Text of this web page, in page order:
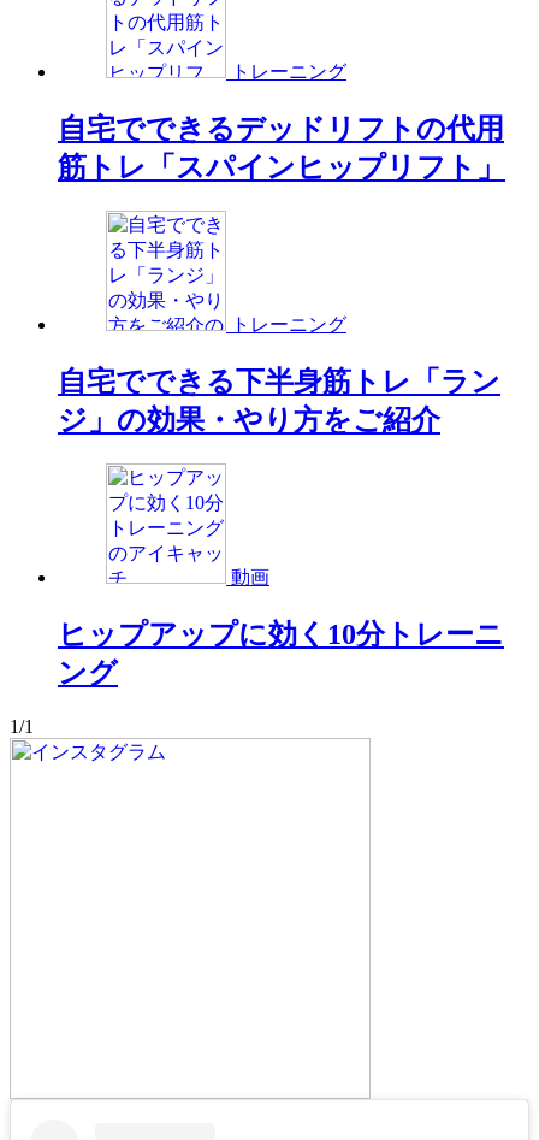
トレーニング
自宅でできるデッドリフトの代用
筋トレ「スパインヒップリフト」
トレーニング
自宅でできる下半身筋トレ「ラン
ジ」の効果・やり方をご紹介
動画
ヒップアップに効く10分トレーニ
ング
1/1